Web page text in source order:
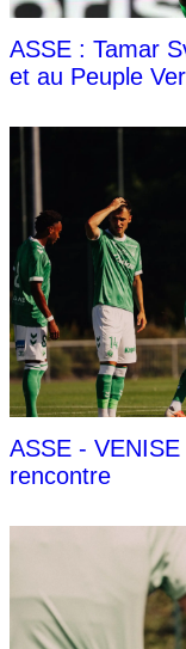
ASSE : Tamar
et au Peuple
ASSE -
rencontre